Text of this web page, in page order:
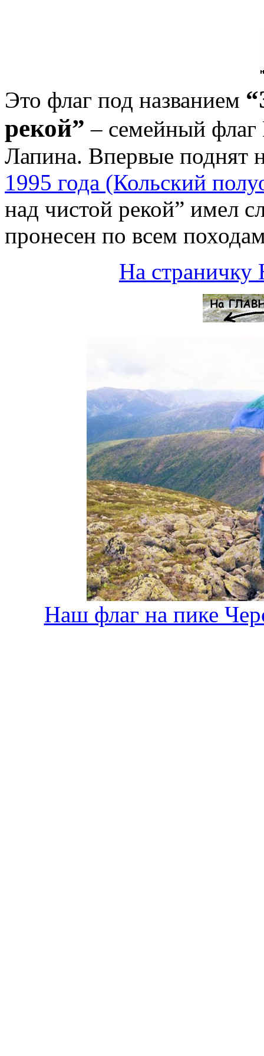
Это флаг под названием
рекой” – семейный
Лапина. Впервые поднят
1995 года (Кольский
над чистой рекой” имел
пронесен по всем
На
Наш флаг на пике